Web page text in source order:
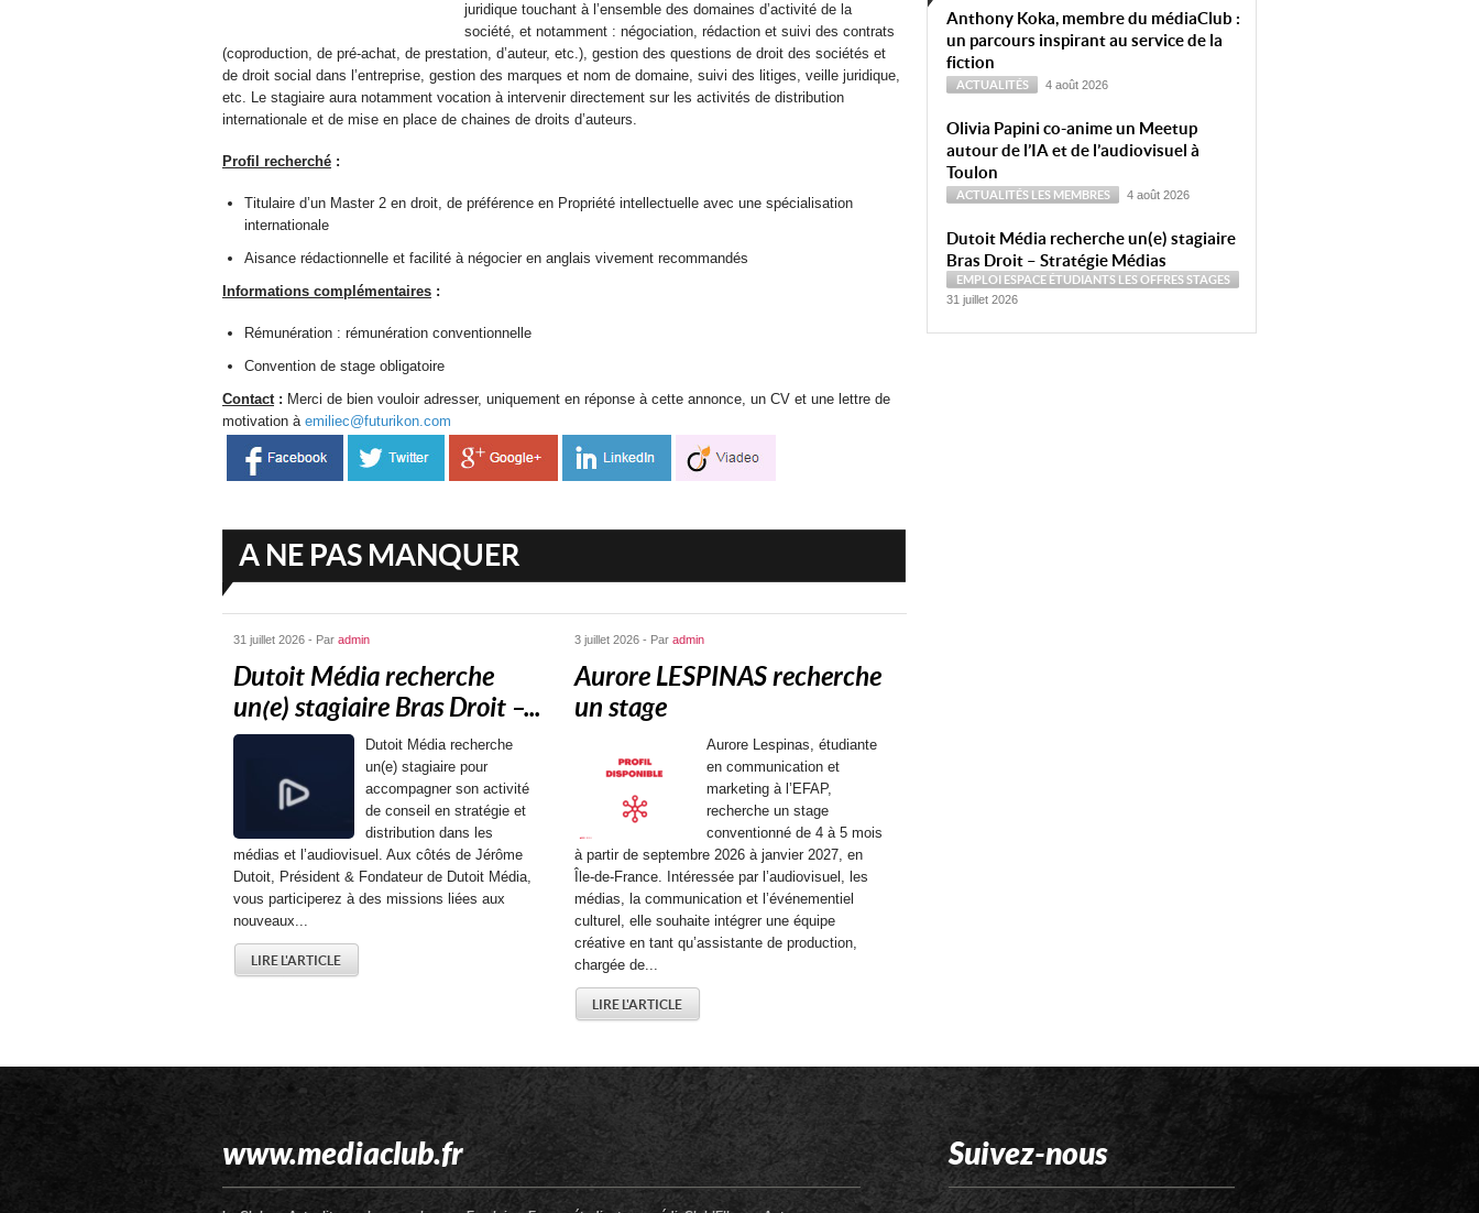
juridique touchant à l’ensemble des domaines d’activité de la
société, et notamment : négociation, rédaction et suivi des contrats
(coproduction, de pré-achat, de prestation, d’auteur, etc.), gestion des questions de droit des sociétés et
de droit social dans l’entreprise, gestion des marques et nom de domaine, suivi des litiges, veille juridique,
etc. Le stagiaire aura notamment vocation à intervenir directement sur les activités de distribution
internationale et de mise en place de chaines de droits d’auteurs.
Profil recherché :
Titulaire d’un Master 2 en droit, de préférence en Propriété intellectuelle avec une spécialisation
internationale
Aisance rédactionnelle et facilité à négocier en anglais vivement recommandés
Informations complémentaires :
Rémunération : rémunération conventionnelle
Convention de stage obligatoire
Contact: Merci de bien vouloir adresser, uniquement en réponse à cette annonce, un CV et une lettre de
motivation à emiliec@futurikon.com
A NE PAS MANQUER
31 juillet 2026 - Par admin
Dutoit Média recherche
un(e) stagiaire Bras Droit –...
Dutoit Média recherche
un(e) stagiaire pour
accompagner son activité
de conseil en stratégie et
distribution dans les
médias et l’audiovisuel. Aux côtés de Jérôme
Dutoit, Président & Fondateur de Dutoit Média,
vous participerez à des missions liées aux
nouveaux...
LIRE L'ARTICLE
3 juillet 2026 - Par admin
Aurore LESPINAS recherche
un stage
Aurore Lespinas, étudiante
en communication et
marketing à l’EFAP,
recherche un stage
conventionné de 4 à 5 mois
à partir de septembre 2026 à janvier 2027, en
Île-de-France. Intéressée par l’audiovisuel, les
médias, la communication et l’événementiel
culturel, elle souhaite intégrer une équipe
créative en tant qu’assistante de production,
chargée de...
LIRE L'ARTICLE
Anthony Koka, membre du médiaClub :
un parcours inspirant au service de la
fiction
ACTUALITÉS 4 août 2026
Olivia Papini co-anime un Meetup
autour de l’IA et de l’audiovisuel à
Toulon
ACTUALITÉS LES MEMBRES 4 août 2026
Dutoit Média recherche un(e) stagiaire
Bras Droit – Stratégie Médias
EMPLOI ESPACE ÉTUDIANTS LES OFFRESSTAGES
31 juillet 2026
www.mediaclub.fr Suivez-nous